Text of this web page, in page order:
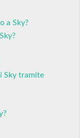
a Sky?
Sky tramite